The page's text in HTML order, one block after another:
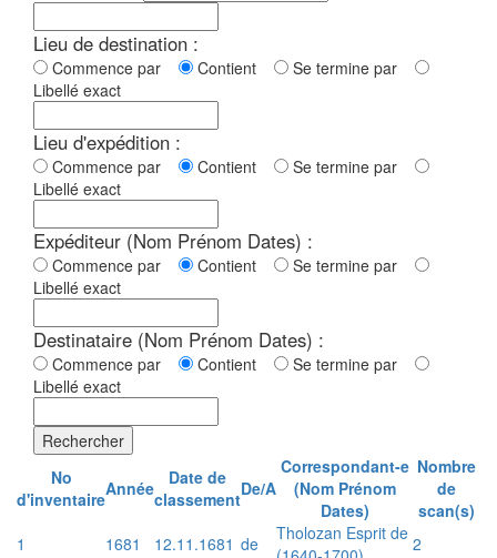
Lieu de destination :
Commence par Contient
Se termine par
Libellé exact
Lieu d'expédition :
Commence par Contient
Se termine par
Libellé exact
Expéditeur (Nom Prénom Dates) :
Commence par Contient
Se termine par
Libellé exact
Destinataire (Nom Prénom Dates) :
Commence par Contient
Se termine par
Libellé exact
Rechercher
No
d'inventaireAnnée
Date de
classementDe/A
Correspondant-e
(Nom Prénom
Dates)
Nombre
de
scan(s)
1
1681 12.11.1681 de
Tholozan Esprit de 2